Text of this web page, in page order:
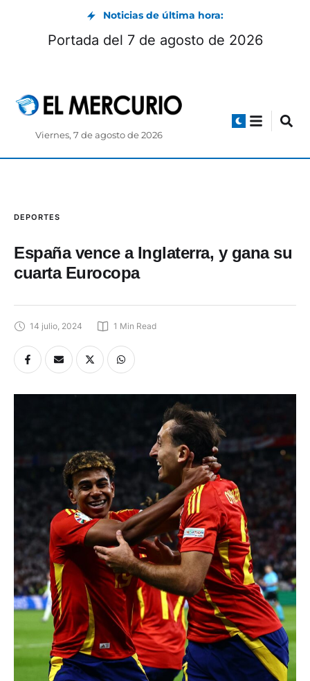
Noticias de última hora:
Portada del 7 de agosto de 2026
Viernes, 7 de agosto de 2026
DEPORTES
España vence a Inglaterra, y gana su
cuarta Eurocopa
14 julio, 2024 1 Min Read